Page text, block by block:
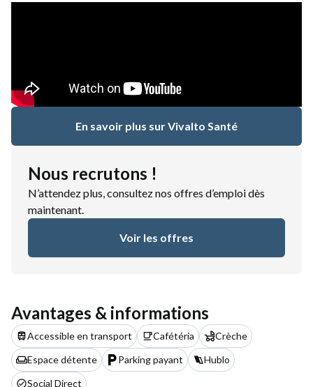
En savoir plus sur Vivalto Santé
Nous recrutons !
N’attendez plus, consultez nos offres d’emploi dès
maintenant.
Voir les offres
Avantages & informations
Accessible en transport Cafétéria
Crèche
Espace détente
Parking payant
Hublo
Social Direct